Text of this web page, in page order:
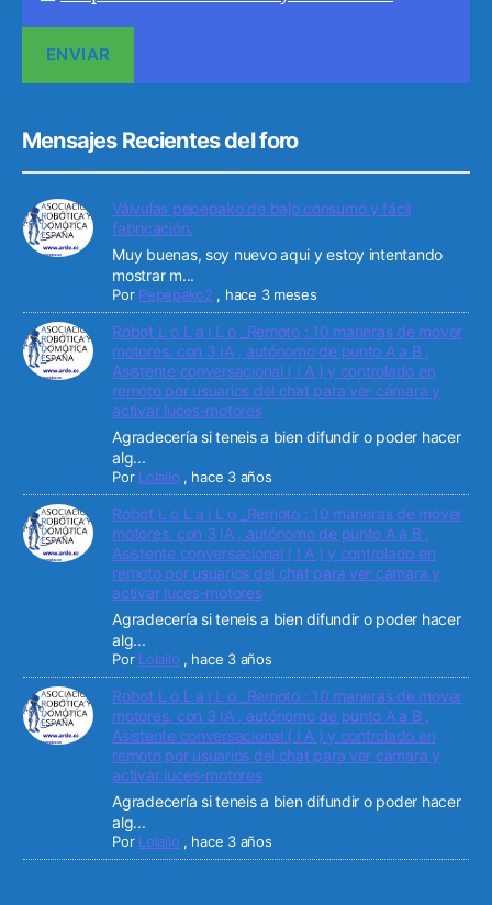
Mensajes Recientes del foro
Válvulas pepepako de bajo consumo y fácil
fabricación.
Muy buenas, soy nuevo aqui y estoy intentando
mostrar m...
Por Pepepako2 , hace 3 meses
Robot L o L a i L o _Remoto : 10 maneras de mover
motores. con 3 IA , autónomo de punto A a B ,
Asistente conversacional ( I A ) y controlado en
remoto por usuarios del chat para ver cámara y
activar luces-motores
Agradecería si teneis a bien difundir o poder hacer
alg...
Por Lolailo , hace 3 años
Robot L o L a i L o _Remoto : 10 maneras de mover
motores. con 3 IA , autónomo de punto A a B ,
Asistente conversacional ( I A ) y controlado en
remoto por usuarios del chat para ver cámara y
activar luces-motores
Agradecería si teneis a bien difundir o poder hacer
alg...
Por Lolailo , hace 3 años
Robot L o L a i L o _Remoto : 10 maneras de mover
motores. con 3 IA , autónomo de punto A a B ,
Asistente conversacional ( I A ) y controlado en
remoto por usuarios del chat para ver cámara y
activar luces-motores
Agradecería si teneis a bien difundir o poder hacer
alg...
Por Lolailo , hace 3 años